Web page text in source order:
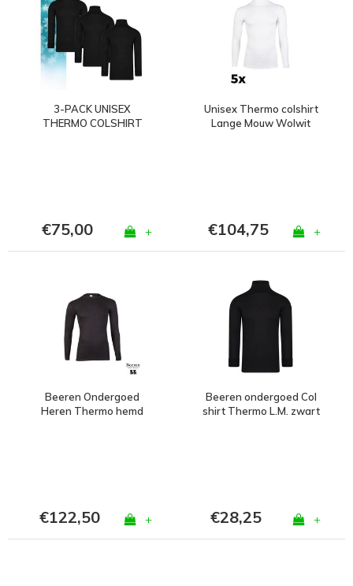
3-PACK UNISEX
THERMO COLSHIRT
€75,00 +
Unisex Thermo colshirt
Lange Mouw Wolwit
€104,75 +
Beeren Ondergoed
Heren Thermo hemd
€122,50 +
Beeren ondergoed Col
shirt Thermo L.M. zwart
€28,25 +